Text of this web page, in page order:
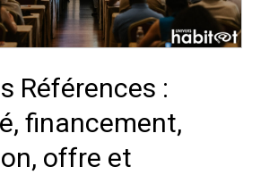
Références :
financement,
offre et